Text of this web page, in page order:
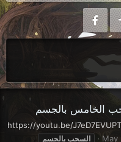
الخامس بالجسم
May السحب بالجسم